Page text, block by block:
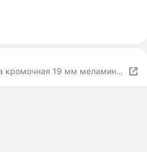
кромочная 19 мм меламин с